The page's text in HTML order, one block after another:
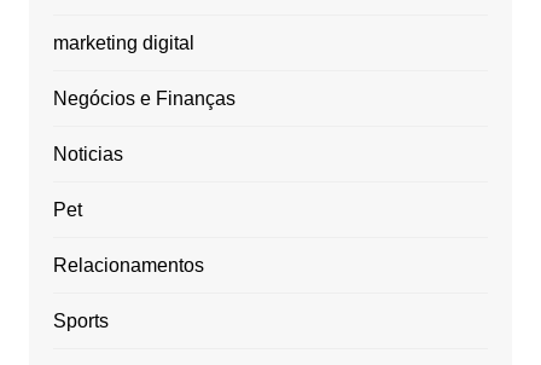
marketing digital
Negócios e Finanças
Noticias
Pet
Relacionamentos
Sports